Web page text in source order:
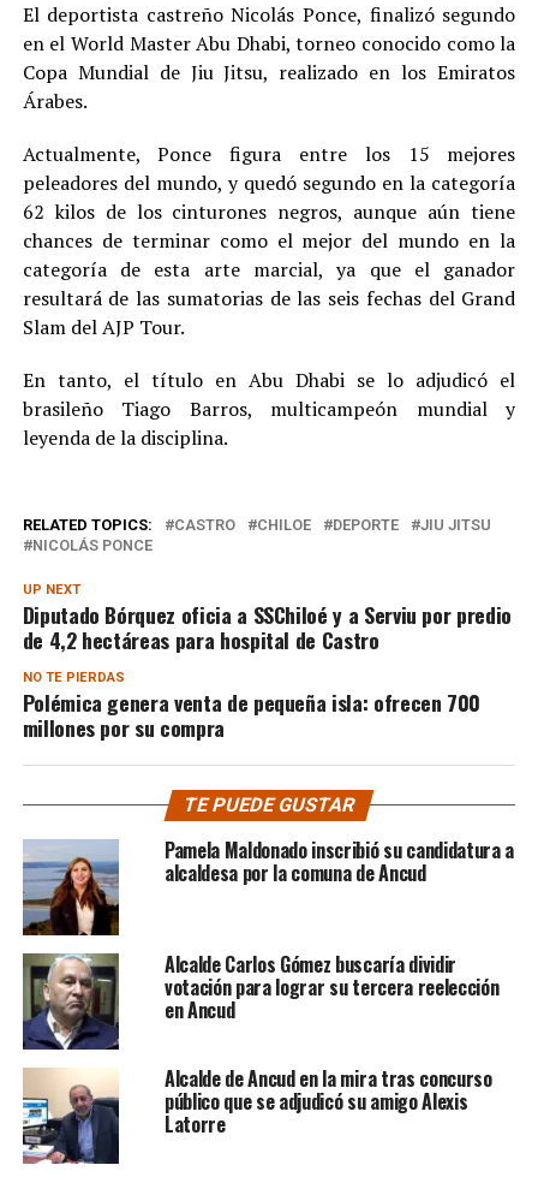
El deportista castreño Nicolás Ponce, finalizó segundo
en el World Master Abu Dhabi, torneo conocido como la
Copa Mundial de Jiu Jitsu, realizado en los Emiratos
Árabes.
Actualmente, Ponce figura entre los 15 mejores
peleadores del mundo, y quedó segundo en la categoría
62 kilos de los cinturones negros, aunque aún tiene
chances de terminar como el mejor del mundo en la
categoría de esta arte marcial, ya que el ganador
resultará de las sumatorias de las seis fechas del Grand
Slam del AJP Tour.
En tanto, el título en Abu Dhabi se lo adjudicó el
brasileño Tiago Barros, multicampeón mundial y
leyenda de la disciplina.
RELATED TOPICS: CASTRO CHILOE DEPORTE
JIU JITSU
NICOLÁS PONCE
UP NEXT
Diputado Bórquez oficia a SSChiloé y a Serviu por predio
de 4,2 hectáreas para hospital de Castro
NO TE PIERDAS
Polémica genera venta de pequeña isla: ofrecen 700
millones por su compra
TE PUEDE GUSTAR
Pamela Maldonado inscribió su candidatura a
alcaldesa por la comuna de Ancud
Alcalde Carlos Gómez buscaría dividir
votación para lograr su tercera reelección
en Ancud
Alcalde de Ancud en la mira tras concurso
público que se adjudicó su amigo Alexis
Latorre